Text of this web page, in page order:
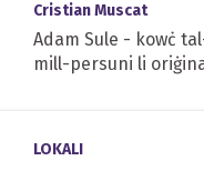
Cristian Muscat
Adam Sule - kowċ
mill-persuni li
LOKALI